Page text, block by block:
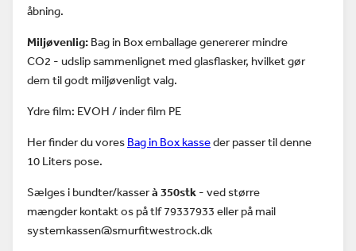
åbning.
Miljøvenlig: Bag in Box emballage genererer mindre
CO2 - udslip sammenlignet med glasflasker, hvilket gør
dem til godt miljøvenligt valg.
Ydre film: EVOH / inder film PE
Her finder du vores Bag in Box kasseder passer til denne
10 Liters pose.
Sælges i bundter/kasserà 350stk - ved større
mængder kontakt os på tlf 79337933 eller på mail
systemkassen@smurfitwestrock.dk